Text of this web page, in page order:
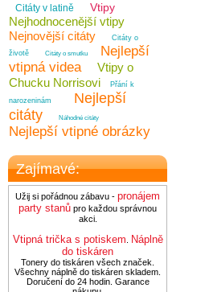
Citáty v latině Vtipy
Nejhodnocenější vtipy
Nejnovější citáty
Citáty o
životě
Citáty o smutku
Nejlepší
vtipná videa
Vtipy o
Chucku Norrisovi
Přání k
narozeninám
Nejlepší
citáty
Náhodné citáty
Nejlepší vtipné obrázky
Zajímavé:
Užij si pořádnou zábavu - pronájem
party stanů pro každou správnou
akci.
Vtipná trička s potiskem Náplně
do tiskáren
Tonery do tiskáren všech značek.
Všechny náplně do tiskáren skladem.
Doručení do 24 hodin. Garance